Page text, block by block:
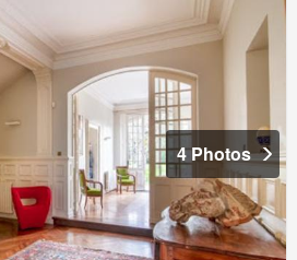
4 Photos